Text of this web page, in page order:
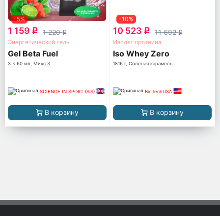
-5%
1 159 q 1 220q
Энергетический гель
Gel Beta Fuel
3 x 60 мл, Микс 3
SCIENCE IN SPORT (SiS)
В корзину
-10%
10 523 q 11 692q
Изолят протеина
Iso Whey Zero
1816 г, Соленая карамель
BioTechUSA
В корзину